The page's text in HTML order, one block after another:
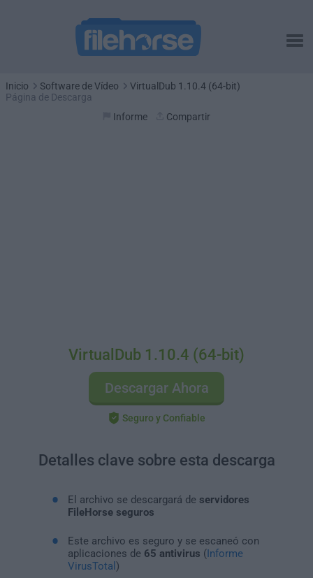
Inicio Software de Vídeo
VirtualDub 1.10.4 (64-bit)
Página de Descarga
Informe
Compartir
VirtualDub 1.10.4 (64-bit)
Descargar Ahora
Seguro y Confiable
Detalles clave sobre esta descarga
El archivo se descargará de servidores
FileHorse seguros
Este archivo es seguro y se escaneó con
aplicaciones de 65 antivirus (Informe
VirusTotal )